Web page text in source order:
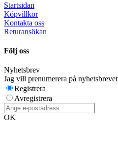
Startsidan
Köpvillkor
Kontakta oss
Returansökan
Följ oss
Nyhetsbrev
Jag vill prenumerera på nyhetsbrevet
Registrera
Avregistrera
OK